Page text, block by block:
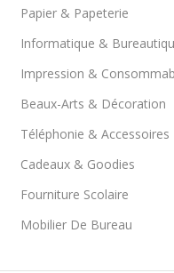
Papier & Papeterie
Informatique &
Impression &
Beaux-Arts & Décoration
Téléphonie & Accessoires
Cadeaux & Goodies
Fourniture Scolaire
Mobilier De Bureau